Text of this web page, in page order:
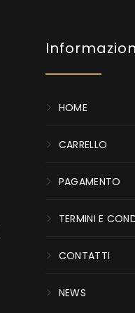
HOME
CARRELLO
PAGAMENTO
TERMINI E
CONTATTI
NEWS